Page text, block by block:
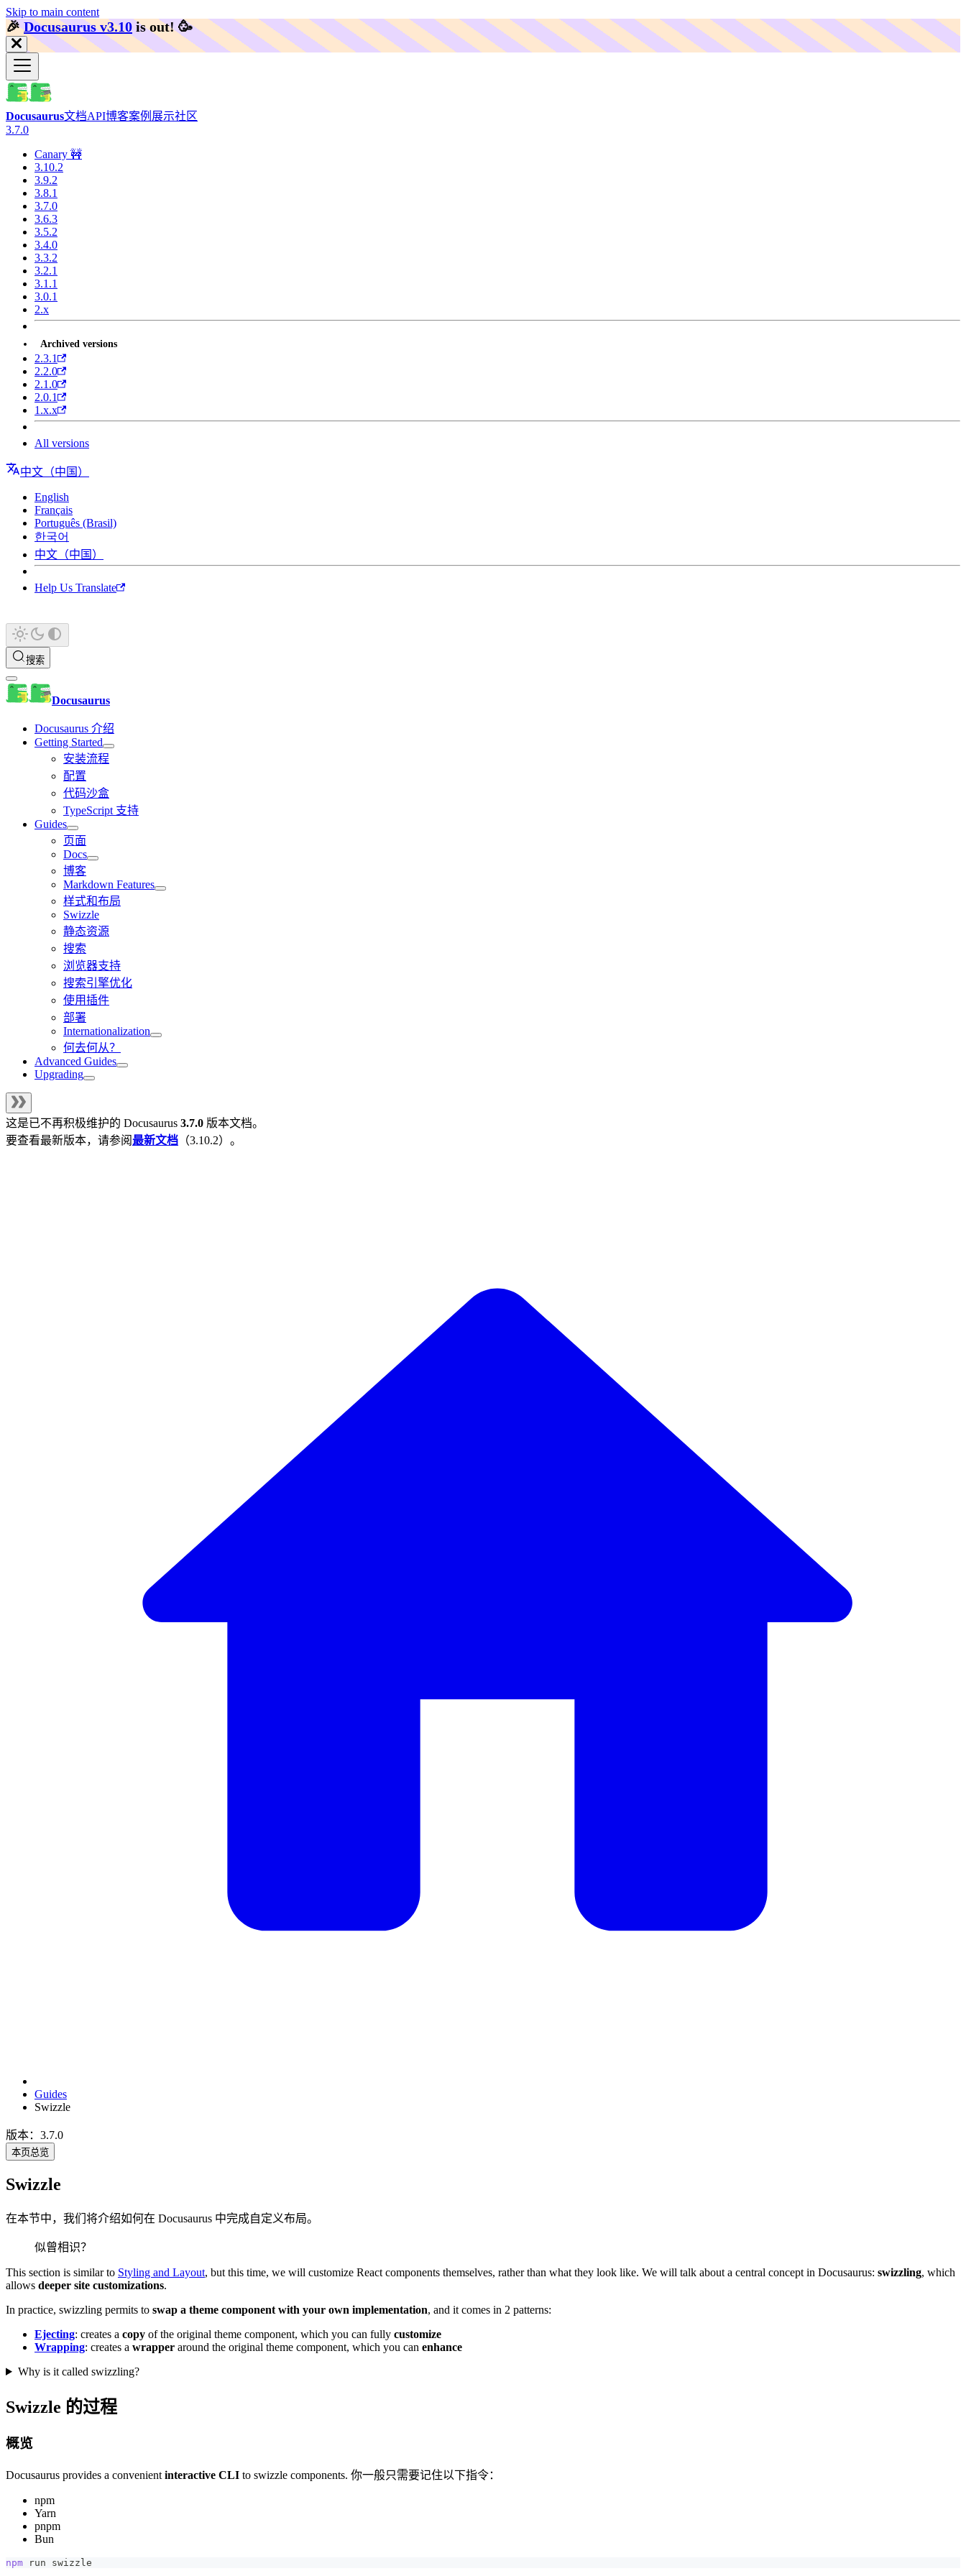
Skip to main content
🎉️Docusaurus v3.10 is out! 🥳️
Docusaurus文档API博客案例展示社区
3.7.0
Canary 🚧
3.10.2
3.9.2
3.8.1
3.7.0
3.6.3
3.5.2
3.4.0
3.3.2
3.2.1
3.1.1
3.0.1
2.x
Archived versions
2.3.1
2.2.0
2.1.0
2.0.1
1.x.x
All versions
中文（中国）
English
Français
Português (Brasil)
한국어
中文（中国）
Help Us Translate
搜索
Docusaurus
Docusaurus 介绍
Getting Started
安装流程
配置
代码沙盒
TypeScript 支持
Guides
页面
Docs
博客
Markdown Features
样式和布局
Swizzle
静态资源
搜索
浏览器支持
搜索引擎优化
使用插件
部署
Internationalization
何去何从？
Advanced Guides
Upgrading
这是已不再积极维护的 Docusaurus 3.7.0 版本文档。
要查看最新版本，请参阅最新文档 （3.10.2）。
Guides
Swizzle
版本：3.7.0
本页总览
Swizzle
在本节中，我们将介绍如何在 Docusaurus 中完成自定义布局。
似曾相识？
This section is similar to Styling and Layout, but this time, we will customize React components themselves, rather than what they look like. We will talk about a central concept in Docusaurus: swizzling, which
allows deeper site customizations.
In practice, swizzling permits to swap a theme component with your own implementation, and it comes in 2 patterns:
Ejecting: creates a copy of the original theme component, which you can fully customize
Wrapping: creates a wrapper around the original theme component, which you can enhance
Why is it called swizzling?
Swizzle 的过程
概览
Docusaurus provides a convenient interactive CLI to swizzle components. 你一般只需要记住以下指令：
npm
Yarn
pnpm
Bun
npm run swizzle